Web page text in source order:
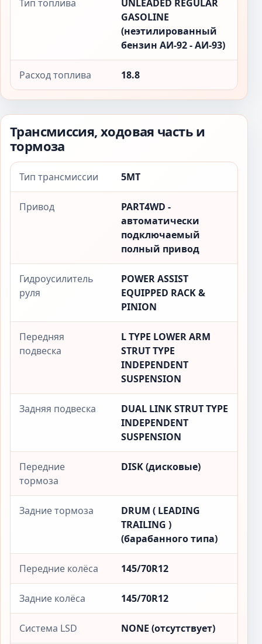
Тип топлива
UNLEADED REGULAR
GASOLINE
(неэтилированный
бензин АИ-92 - АИ-93)
Расход топлива 18.8
Трансмиссия, ходовая часть и
тормоза
Тип трансмиссии 5MT
Привод
PART4WD -
автоматически
подключаемый
полный привод
Гидроусилитель
руля
POWER ASSIST
EQUIPPED RACK &
PINION
Передняя
подвеска
L TYPE LOWER ARM
STRUT TYPE
INDEPENDENT
SUSPENSION
Задняя подвеска
DUAL LINK STRUT TYPE
INDEPENDENT
SUSPENSION
Передние
тормоза
DISK (дисковые)
Задние тормоза
DRUM ( LEADING
TRAILING )
(барабанного типа)
Передние колёса 145/70R12
Задние колёса 145/70R12
Система LSD NONE (отсутствует)